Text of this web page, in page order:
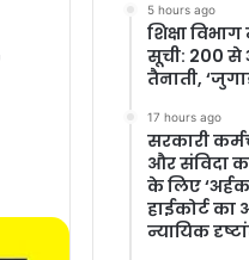
5 hours ago
शिक्षा
सूची: 200 से
तैनाती,
17 hours ago
सरकारी
और संविदा
के लिए
हाईकोर्ट
न्यायिक